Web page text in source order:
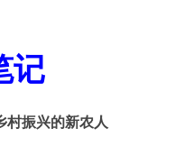
记
村振兴的新农人